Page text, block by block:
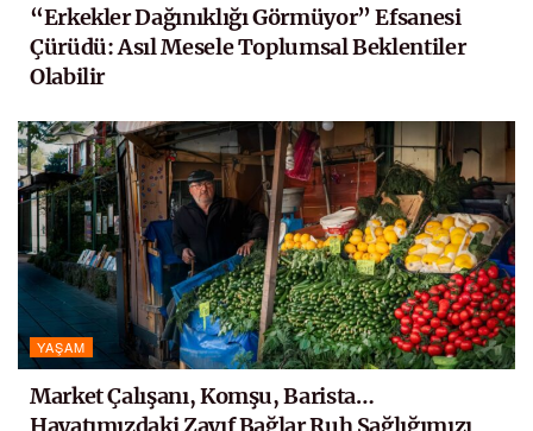
“Erkekler Dağınıklığı Görmüyor” Efsanesi
Çürüdü: Asıl Mesele Toplumsal Beklentiler
Olabilir
YAŞAM
Market Çalışanı, Komşu, Barista…